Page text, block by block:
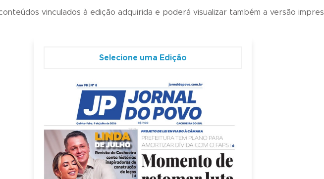
vinculados à edição adquirida e poderá visualizar também a versão
Selecione uma Edição